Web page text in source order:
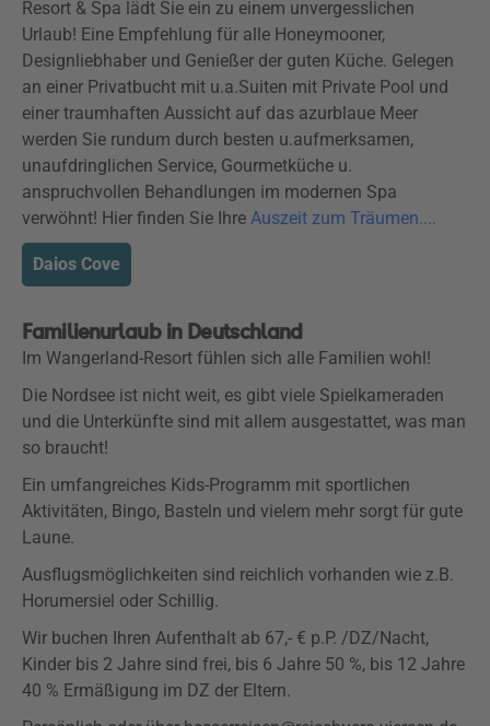
Resort & Spa lädt Sie ein zu einem unvergesslichen
Urlaub! Eine Empfehlung für alle Honeymooner,
Designliebhaber und Genießer der guten Küche. Gelegen
an einer Privatbucht mit u.a.Suiten mit Private Pool und
einer traumhaften Aussicht auf das azurblaue Meer
werden Sie rundum durch besten u.aufmerksamen,
unaufdringlichen Service, Gourmetküche u.
anspruchvollen Behandlungen im modernen Spa
verwöhnt! Hier finden Sie Ihre Auszeit zum Träumen....
Daios Cove
Familienurlaub in Deutschland
Im Wangerland-Resort fühlen sich alle Familien wohl!
Die Nordsee ist nicht weit, es gibt viele Spielkameraden
und die Unterkünfte sind mit allem ausgestattet, was man
so braucht!
Ein umfangreiches Kids-Programm mit sportlichen
Aktivitäten, Bingo, Basteln und vielem mehr sorgt für gute
Laune.
Ausflugsmöglichkeiten sind reichlich vorhanden wie z.B.
Horumersiel oder Schillig.
Wir buchen Ihren Aufenthalt ab 67,- € p.P. /DZ/Nacht,
Kinder bis 2 Jahre sind frei, bis 6 Jahre 50 %, bis 12 Jahre
40 % Ermäßigung im DZ der Eltern.